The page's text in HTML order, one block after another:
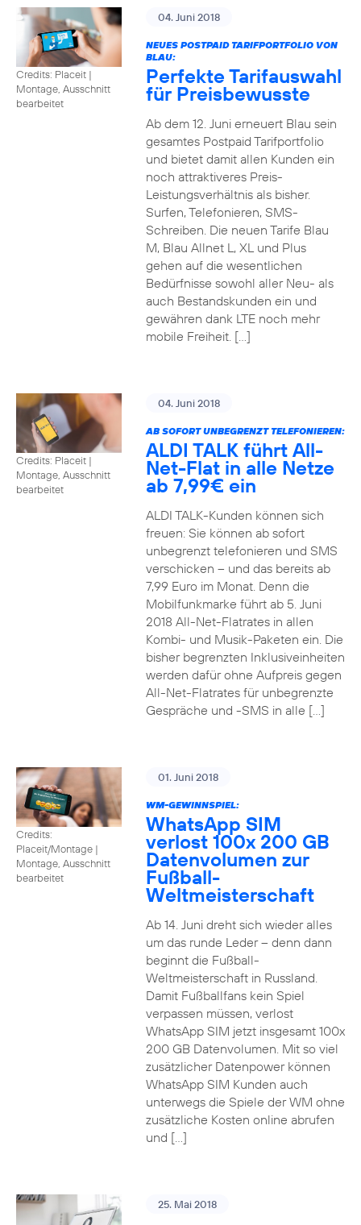
Credits: Placeit |
Montage, Ausschnitt
bearbeitet
04. Juni 2018
NEUES POSTPAID TARIFPORTFOLIO VON
BLAU:
Perfekte Tarifauswahl
für Preisbewusste
Ab dem 12. Juni erneuert Blau sein
gesamtes Postpaid Tarifportfolio
und bietet damit allen Kunden ein
noch attraktiveres Preis-
Leistungsverhältnis als bisher.
Surfen, Telefonieren, SMS-
Schreiben. Die neuen Tarife Blau
M, Blau Allnet L, XL und Plus
gehen auf die wesentlichen
Bedürfnisse sowohl aller Neu- als
auch Bestandskunden ein und
gewähren dank LTE noch mehr
mobile Freiheit. […]
Credits: Placeit |
Montage, Ausschnitt
bearbeitet
04. Juni 2018
AB SOFORT UNBEGRENZT TELEFONIEREN:
ALDI TALK führt All-
Net-Flat in alle Netze
ab 7,99€ ein
ALDI TALK-Kunden können sich
freuen: Sie können ab sofort
unbegrenzt telefonieren und SMS
verschicken – und das bereits ab
7,99 Euro im Monat. Denn die
Mobilfunkmarke führt ab 5. Juni
2018 All-Net-Flatrates in allen
Kombi- und Musik-Paketen ein. Die
bisher begrenzten Inklusiveinheiten
werden dafür ohne Aufpreis gegen
All-Net-Flatrates für unbegrenzte
Gespräche und -SMS in alle […]
Credits:
Placeit/Montage |
Montage, Ausschnitt
bearbeitet
01. Juni 2018
WM-GEWINNSPIEL:
WhatsApp SIM
verlost 100x 200 GB
Datenvolumen zur
Fußball-
Weltmeisterschaft
Ab 14. Juni dreht sich wieder alles
um das runde Leder – denn dann
beginnt die Fußball-
Weltmeisterschaft in Russland.
Damit Fußballfans kein Spiel
verpassen müssen, verlost
WhatsApp SIM jetzt insgesamt 100x
200 GB Datenvolumen. Mit so viel
zusätzlicher Datenpower können
WhatsApp SIM Kunden auch
unterwegs die Spiele der WM ohne
zusätzliche Kosten online abrufen
und […]
25. Mai 2018